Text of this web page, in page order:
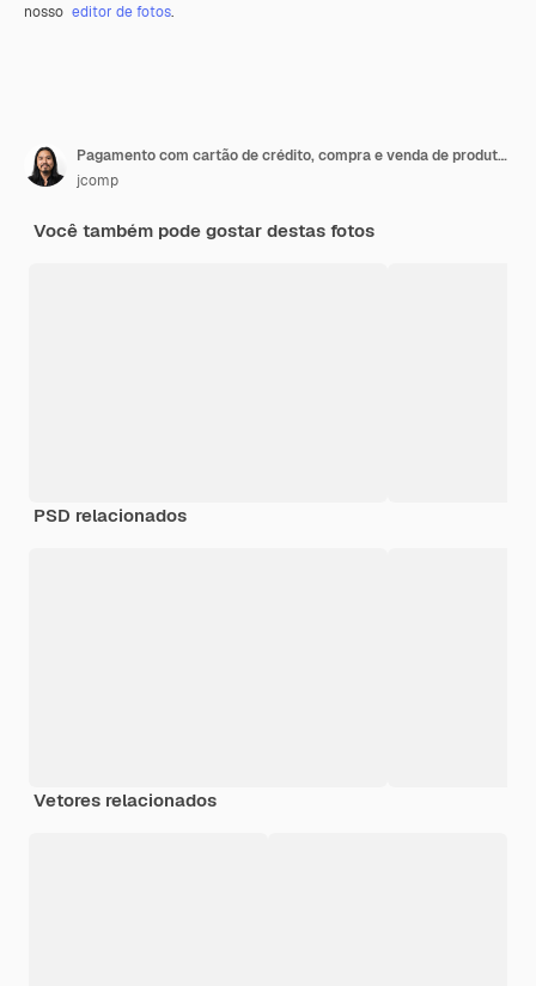
nosso editor de fotos.
Pagamento com cartão de crédito, compra e venda de produtos e serviços
jcomp
Você também pode gostar destas fotos
PSD relacionados
Vetores relacionados